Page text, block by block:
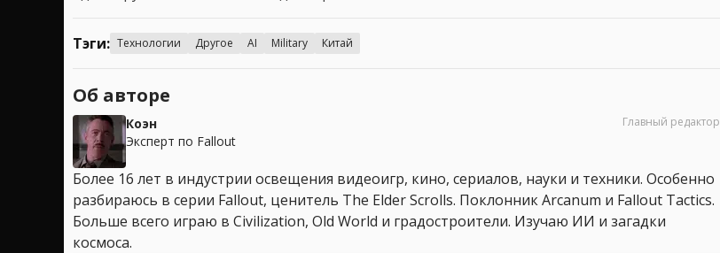
Тэги: Технологии Другое AI Military Китай
Об авторе
Коэн
Эксперт по Fallout
Главный редактор
Более 16 лет в индустрии освещения видеоигр, кино, сериалов, науки и техники. Особенно
разбираюсь в серии Fallout, ценитель The Elder Scrolls. Поклонник Arcanum и Fallout Tactics.
Больше всего играю в Civilization, Old World и градостроители. Изучаю ИИ и загадки
космоса.